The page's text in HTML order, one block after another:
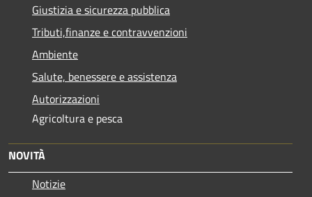
Giustizia e sicurezza pubblica
Tributi,finanze e contravvenzioni
Ambiente
Salute, benessere e assistenza
Autorizzazioni
Agricoltura e pesca
NOVITÀ
Notizie